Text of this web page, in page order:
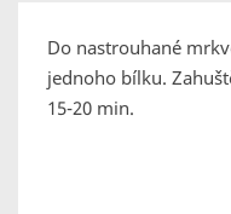
Do nastrouhané
jednoho bílku.
15-20 min.